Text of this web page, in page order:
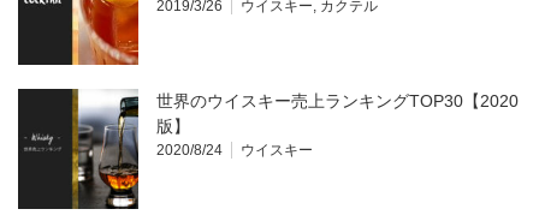
2019/3/26 ウイスキー カクテル
世界のウイスキー売上ランキングTOP30【2020
版】
2020/8/24 ウイスキー